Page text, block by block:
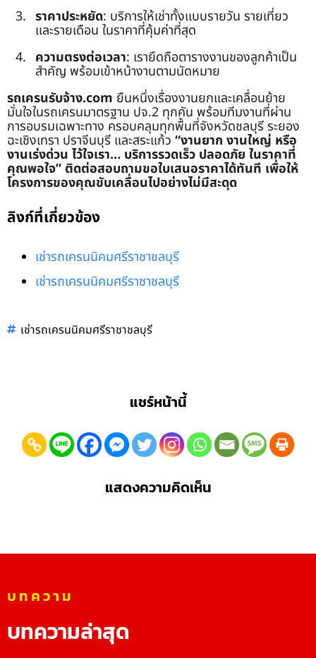
ราคาประหยัด: บริการให้เช่าทั้งแบบรายวัน รายเที่ยว
และรายเดือน ในราคาที่คุ้มค่าที่สุด
ความตรงต่อเวลา: เรายึดถือตารางงานของลูกค้าเป็น
สำคัญ พร้อมเข้าหน้างานตามนัดหมาย
รถเครนรับจ้าง.com ยืนหนึ่งเรื่องงานยกและเคลื่อนย้าย
มั่นใจในรถเครนมาตรฐาน ปจ.2 ทุกคัน พร้อมทีมงานที่ผ่าน
การอบรมเฉพาะทาง ครอบคลุมทุกพื้นที่จังหวัดชลบุรี ระยอง
ฉะเชิงเทรา ปราจีนบุรี และสระแก้ว “งานยาก งานใหญ่ หรือ
งานเร่งด่วน ไว้ใจเรา… บริการรวดเร็ว ปลอดภัย ในราคาที่
คุณพอใจ” ติดต่อสอบถามขอใบเสนอราคาได้ทันที เพื่อให้
โครงการของคุณขับเคลื่อนไปอย่างไม่มีสะดุด
ลิงก์ที่เกี่ยวข้อง
เช่ารถเครนนิคมศรีราชาชลบุรี
เช่ารถเครนนิคมศรีราชาชลบุรี
เช่ารถเครนนิคมศรีราชาชลบุรี
แชร์หน้านี้
แสดงความคิดเห็น
บทความ
บทความล่าสุด